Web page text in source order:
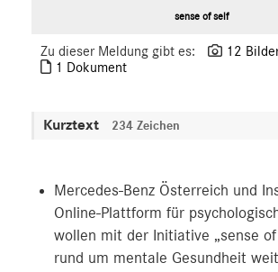
sense of self
Zu dieser Meldung gibt es:
12
1 Dokument
Kurztext 234 Zeichen
Mercedes-Benz Österreich und
Online-Plattform für
wollen mit der Initiative „sense of
rund um mentale Gesundheit